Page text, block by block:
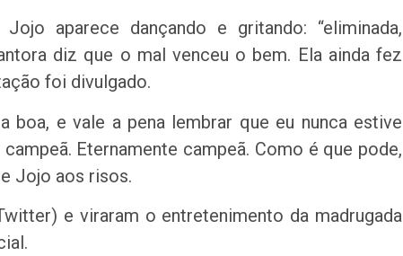
aparece dançando e gritando: “eliminada,
diz que o mal venceu o bem. Ela ainda fez
foi divulgado.
boa, e vale a pena lembrar que eu nunca estive
Eternamente campeã. Como é que pode,
Jojo aos risos.
e viraram o entretenimento da madrugada